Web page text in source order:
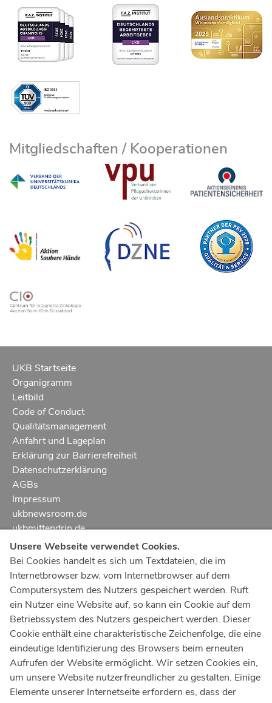
Mitgliedschaften / Kooperationen
UKB Startseite
Organigramm
Leitbild
Code of Conduct
Qualitätsmanagement
Anfahrt und Lageplan
Erklärung zur Barrierefreiheit
Datenschutzerklärung
AGBs
Impressum
ukbnewsroom.de
ukbmittendrin.de
Notruf112
Ärztlicher Notdienst116 117
Giftnotrufzentrale
Tel: +49 22819240
Notfallzentrum Bonn
Kindernotfallzentrum Bonn
UKB-Telefonzentrale
Unsere Webseite verwendet Cookies.
Bei Cookies handelt es sich um Textdateien, die im
Internetbrowser bzw. vom Internetbrowser auf dem
Computersystem des Nutzers gespeichert werden. Ruft
ein Nutzer eine Website auf, so kann ein Cookie auf dem
Betriebssystem des Nutzers gespeichert werden. Dieser
Cookie enthält eine charakteristische Zeichenfolge, die eine
eindeutige Identifizierung des Browsers beim erneuten
Aufrufen der Website ermöglicht. Wir setzen Cookies ein,
um unsere Website nutzerfreundlicher zu gestalten. Einige
Elemente unserer Internetseite erfordern es, dass der